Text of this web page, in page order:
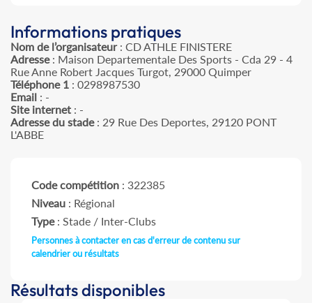
Informations pratiques
Nom de l’organisateur: CD ATHLE FINISTERE
Adresse: Maison Departementale Des Sports - Cda 29 - 4
Rue Anne Robert Jacques Turgot, 29000 Quimper
Téléphone 1 : 0298987530
Email : -
Site internet : -
Adresse du stade: 29 Rue Des Deportes, 29120 PONT
L'ABBE
Code compétition : 322385
Niveau : Régional
Type: Stade / Inter-Clubs
Personnes à contacter en cas d'erreur de contenu sur
calendrier ou résultats
Résultats disponibles